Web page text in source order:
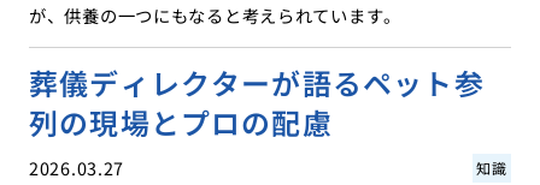
が、供養の一つにもなると考えられています。
葬儀ディレクターが語るペット参
列の現場とプロの配慮
2026.03.27 知識